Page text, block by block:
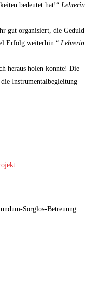
bedeutet hat!“ Lehrerin
gut organisiert, die Geduld
Erfolg weiterhin.“ Lehrerin
heraus holen konnte! Die
Instrumentalbegleitung
Sorglos-Betreuung.